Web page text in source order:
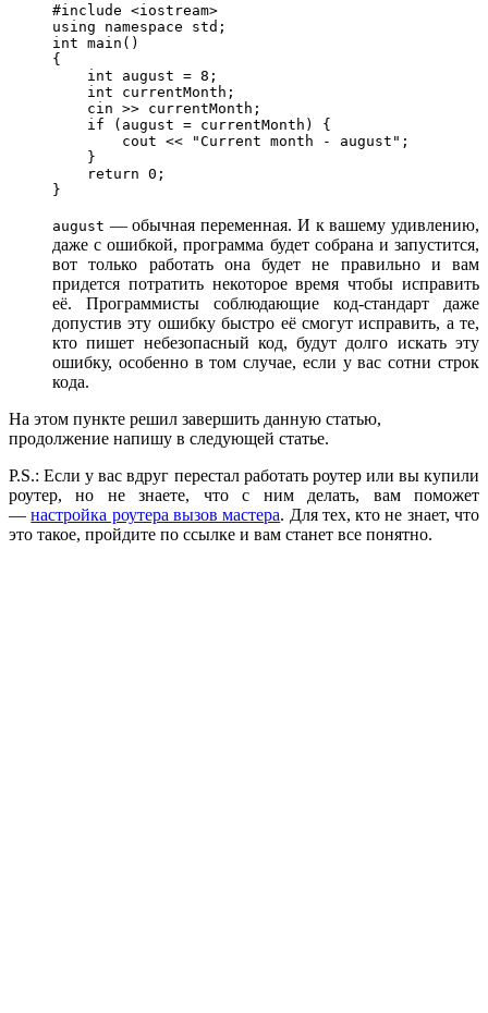
#include <iostream>
using namespace std;
int main()
{
    int august = 8;
    int currentMonth;
    cin >> currentMonth;
    if (august = currentMonth) {
        cout << "Current month - august";
    }
    return 0;
}
august — обычная переменная. И к вашему удивлению,
даже с ошибкой, программа будет собрана и запустится,
вот только работать она будет не правильно и вам
придется потратить некоторое время чтобы исправить
её. Программисты соблюдающие код-стандарт даже
допустив эту ошибку быстро её смогут исправить, а те,
кто пишет небезопасный код, будут долго искать эту
ошибку, особенно в том случае, если у вас сотни строк
кода.
На этом пункте решил завершить данную статью,
продолжение напишу в следующей статье.
P.S.: Если у вас вдруг перестал работать роутер или вы купили
роутер, но не знаете, что с ним делать, вам поможет
—настройка роутера вызов мастера. Для тех, кто не знает, что
это такое, пройдите по ссылке и вам станет все понятно.